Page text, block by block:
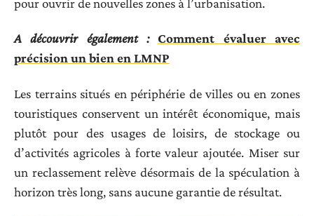
pour ouvrir de nouvelles zones à l’urbanisation.
A découvrir également : Comment évaluer avec
précision un bien en LMNP
Les terrains situés en périphérie de villes ou en zones
touristiques conservent un intérêt économique, mais
plutôt pour des usages de loisirs, de stockage ou
d’activités agricoles à forte valeur ajoutée. Miser sur
un reclassement relève désormais de la spéculation à
horizon très long, sans aucune garantie de résultat.